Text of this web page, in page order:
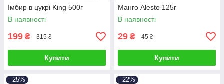
Імбир в цукрі King 500г
В наявності
199 ₴ 315 ₴
Купити
Манго Alesto 125г
В наявності
29 ₴ 45 ₴
Купити
–25% –22%